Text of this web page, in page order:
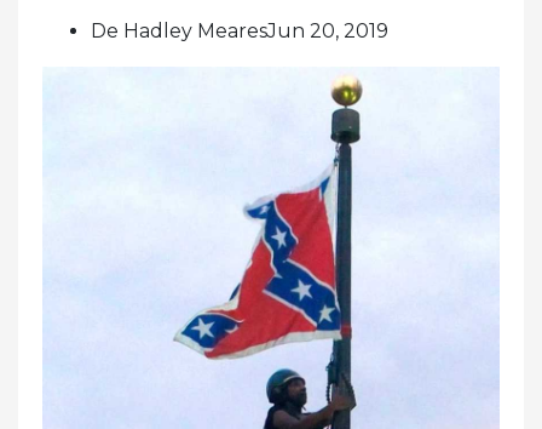
De Hadley MearesJun 20, 2019